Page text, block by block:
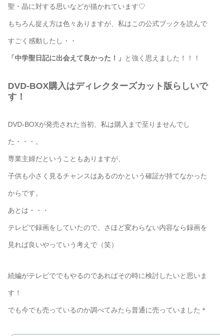
聖・晶に対する思いなどが描かれています♡
もちろん捉え方は色々ありますが、私はこの公式ブックを読んで
すごく感動したし・・
「中学聖日記に出会えて良かった！」 と強く思えました！！！
DVD-BOX購入はディレクターズカット版らしいで
す！
DVD-BOXが発売された当初、私は購入まで至りませんでし
た・・・。
専業主婦だということもありますが、
子供も小さく見るチャンスはあるのかという確証が持てなかった
からです。
あとは・・・
テレビで録画をしていたので、さほど変わらない内容なら録画を
見れば良いやっていう考えで（笑）
続編がテレビででもやるのであればその時に検討したいと思いま
す！
でも今でも売っているのか調べてみたら普通に売っていました＊